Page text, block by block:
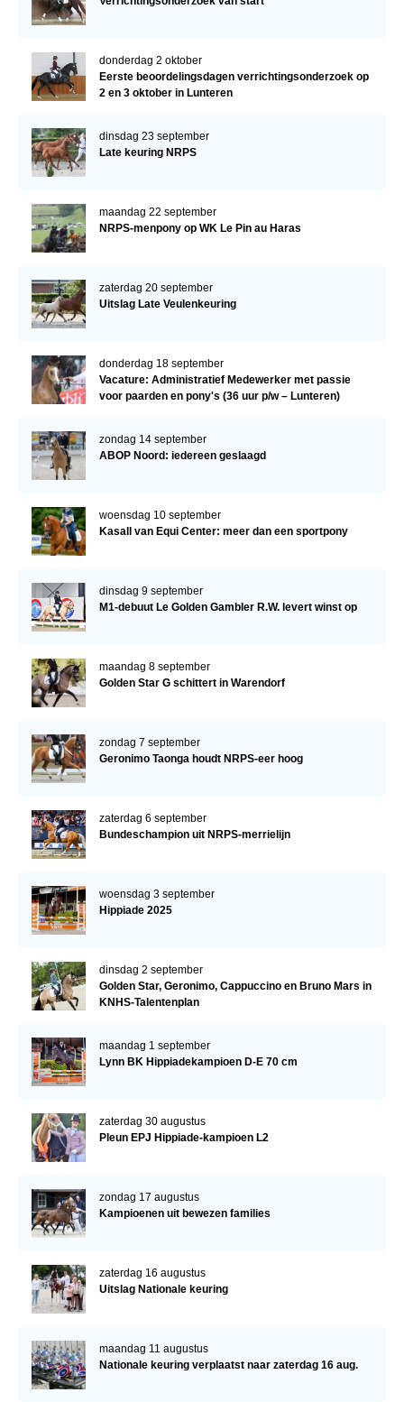
donderdag 2 oktober
Eerste beoordelingsdagen verrichtingsonderzoek op
2 en 3 oktober in Lunteren
dinsdag 23 september
Late keuring NRPS
maandag 22 september
NRPS-menpony op WK Le Pin au Haras
zaterdag 20 september
Uitslag Late Veulenkeuring
donderdag 18 september
Vacature: Administratief Medewerker met passie
voor paarden en pony's (36 uur p/w – Lunteren)
zondag 14 september
ABOP Noord: iedereen geslaagd
woensdag 10 september
Kasall van Equi Center: meer dan een sportpony
dinsdag 9 september
M1-debuut Le Golden Gambler R.W. levert winst op
maandag 8 september
Golden Star G schittert in Warendorf
zondag 7 september
Geronimo Taonga houdt NRPS-eer hoog
zaterdag 6 september
Bundeschampion uit NRPS-merrielijn
woensdag 3 september
Hippiade 2025
dinsdag 2 september
Golden Star, Geronimo, Cappuccino en Bruno Mars in
KNHS-Talentenplan
maandag 1 september
Lynn BK Hippiadekampioen D-E 70 cm
zaterdag 30 augustus
Pleun EPJ Hippiade-kampioen L2
zondag 17 augustus
Kampioenen uit bewezen families
zaterdag 16 augustus
Uitslag Nationale keuring
maandag 11 augustus
Nationale keuring verplaatst naar zaterdag 16 aug.